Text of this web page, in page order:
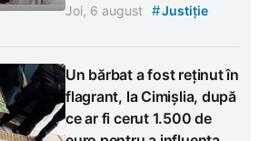
Joi, 6 august #Justiție
Un bărbat a fost reținut în
flagrant, la Cimișlia, după
ce ar fi cerut 1.500 de